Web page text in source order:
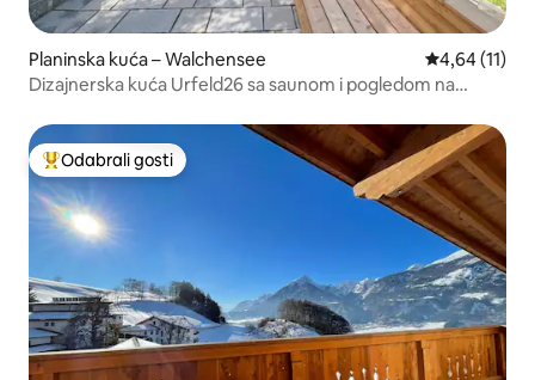
Planinska kuća – Walchensee Prosječna
4,64 (11)
Dizajnerska kuća Urfeld26 sa saunom i pogledom na
Među najviše rangiranima s oznakom „Odabrali gosti”
Odabrali gosti